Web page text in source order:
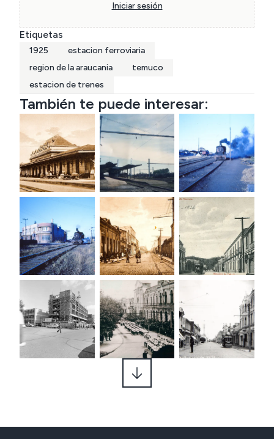
Iniciar sesión
Etiquetas
1925
estacion ferroviaria
region de la araucania
temuco
estacion de trenes
También te puede interesar: